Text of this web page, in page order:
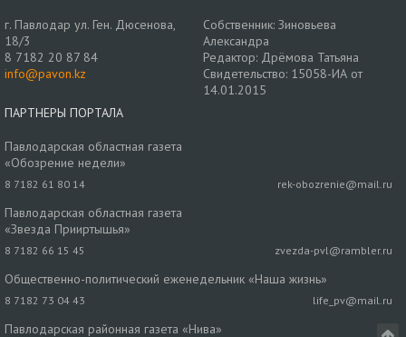
г. Павлодар ул. Ген. Дюсенова,
18/3
8 7182 20 87 84
info@pavon.kz
Собственник: Зиновьева
Александра
Редактор: Дрёмова Татьяна
Свидетельство: 15058-ИА от
14.01.2015
ПАРТНЕРЫ ПОРТАЛА
Павлодарская областная газета
«Обозрение недели»
8 7182 61 80 14 rek-obozrenie@mail.ru
Павлодарская областная газета
«Звезда Прииртышья»
8 7182 66 15 45 zvezda-pvl@rambler.ru
Общественно-политический еженедельник «Наша жизнь»
8 7182 73 04 43 life_pv@mail.ru
Павлодарская районная газета «Нива»